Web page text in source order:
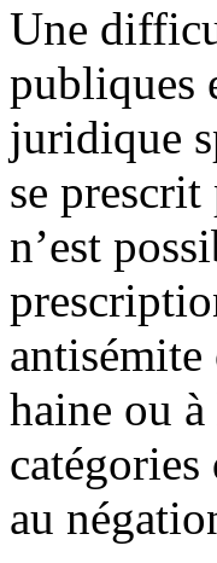
Une
publiques
juridique
se
n’est
haine ou à
au